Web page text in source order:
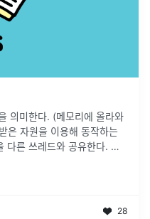
의미한다. (메모리에 올라와
은 자원을 이용해 동작하는
른 쓰레드와 공유한다. ➡️
28